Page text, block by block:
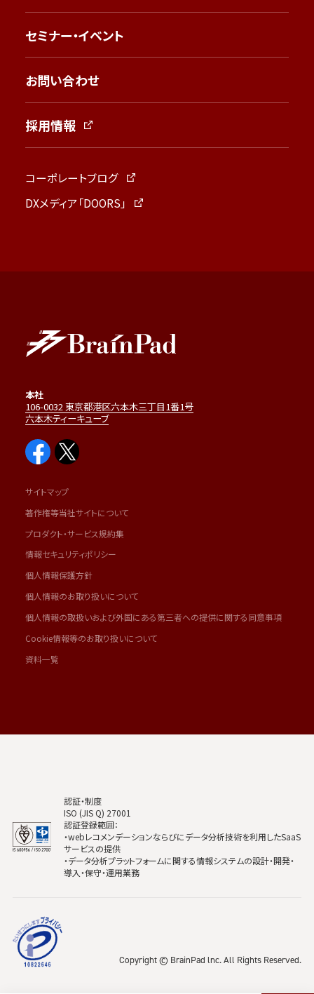
セミナー・イベント
お問い合わせ
採用情報
コーポレートブログ
DXメディア「DOORS」
本社
106-0032 東京都港区六本木三丁目1番1号
六本木ティーキューブ
サイトマップ
著作権等当社サイトについて
プロダクト・サービス規約集
情報セキュリティポリシー
個人情報保護方針
個人情報のお取り扱いについて
個人情報の取扱いおよび外国にある第三者への提供に関する同意事項
Cookie情報等のお取り扱いについて
資料一覧
認証・制度
ISO (JIS Q) 27001
認証登録範囲：
・webレコメンデーションならびにデータ分析技術を利用したSaaS
サービスの提供
・データ分析プラットフォームに関する情報システムの設計・開発・
導入・保守・運用業務
Copyright © BrainPad lnc. All Rights Reserved.